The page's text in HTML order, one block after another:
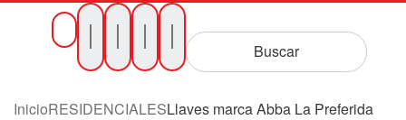
Buscar
por
Productos
Buscar
InicioRESIDENCIALESLlaves marca Abba La Preferida